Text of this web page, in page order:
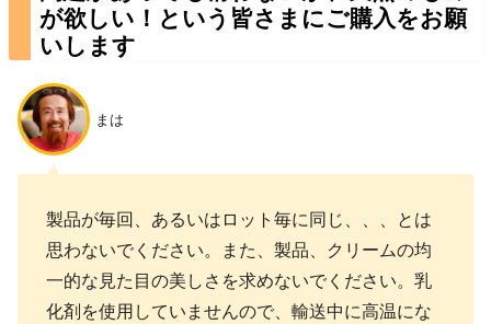
が欲しい！という皆さまにご購入をお願
いします
まは
製品が毎回、あるいはロット毎に同じ、、、とは
思わないでください。また、製品、クリームの均
一的な見た目の美しさを求めないでください。乳
化剤を使用していませんので、輸送中に高温にな